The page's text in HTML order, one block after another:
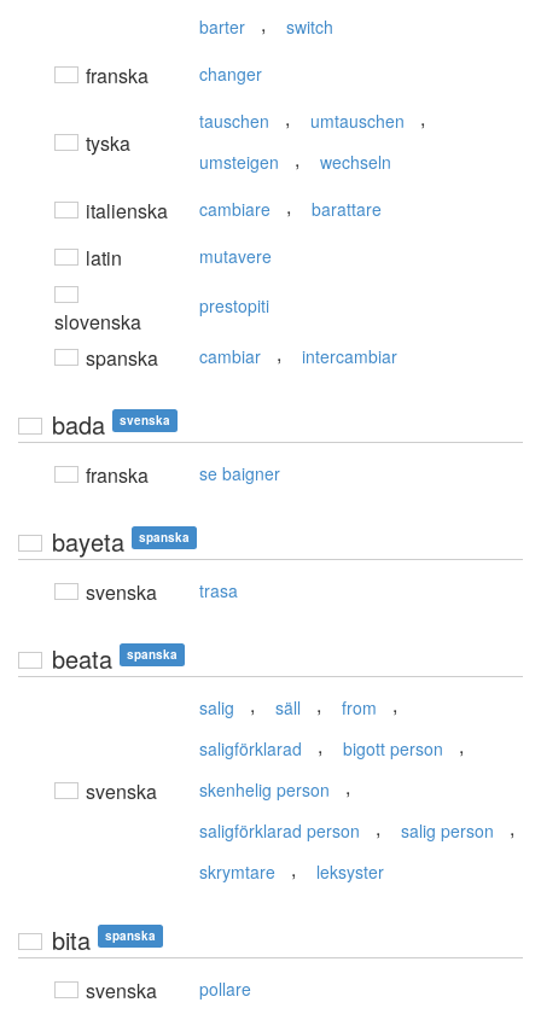
barter , switch
franska changer
tyska
tauschen , umtauschen ,
umsteigen , wechseln
italienska cambiare , barattare
latin mutavere
slovenska
prestopiti
spanska cambiar , intercambiar
bada svenska
franska se baigner
bayeta spanska
svenska trasa
beata spanska
svenska
salig , säll , from ,
saligförklarad , bigott person ,
skenhelig person ,
saligförklarad person , salig person ,
skrymtare , leksyster
bita spanska
svenska pollare